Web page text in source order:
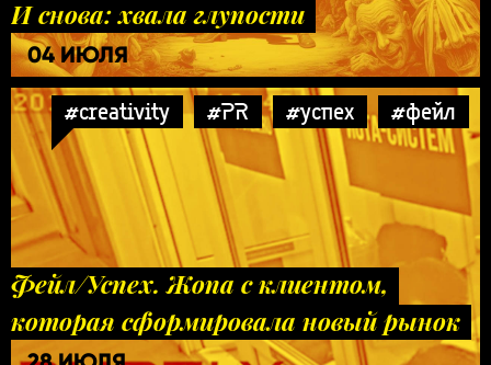
И снова: хвала глупости
04 ИЮЛЯ
#creativity #PR #успех #фейл
Фейл/Успех. Жопа с клиентом,
которая сформировала новый рынок